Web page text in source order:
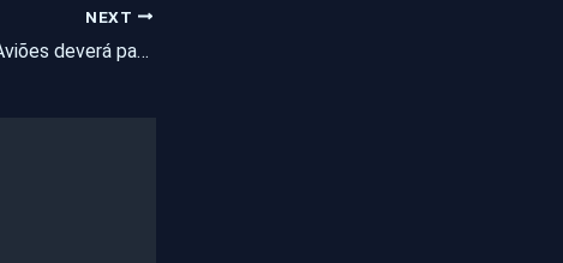
NEXT
Grupo da banda Aviões deverá pagar R$ 292 milhões à Receita por sonegação